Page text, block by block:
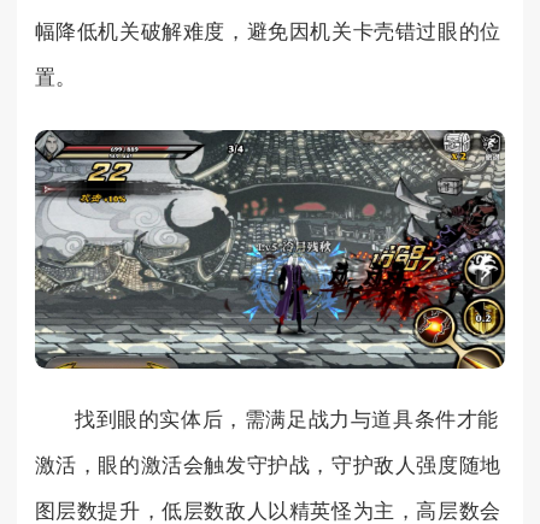
幅降低机关破解难度，避免因机关卡壳错过眼的位
置。
找到眼的实体后，需满足战力与道具条件才能
激活，眼的激活会触发守护战，守护敌人强度随地
图层数提升，低层数敌人以精英怪为主，高层数会